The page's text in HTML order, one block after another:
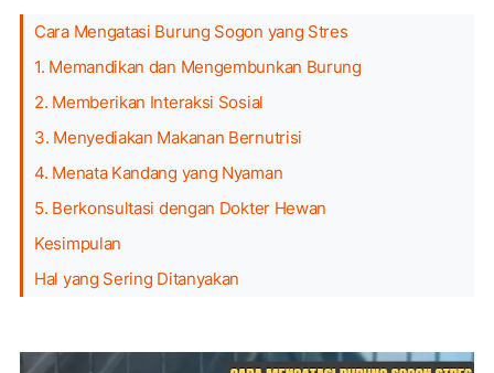
Cara Mengatasi Burung Sogon yang Stres
1. Memandikan dan Mengembunkan Burung
2. Memberikan Interaksi Sosial
3. Menyediakan Makanan Bernutrisi
4. Menata Kandang yang Nyaman
5. Berkonsultasi dengan Dokter Hewan
Kesimpulan
Hal yang Sering Ditanyakan